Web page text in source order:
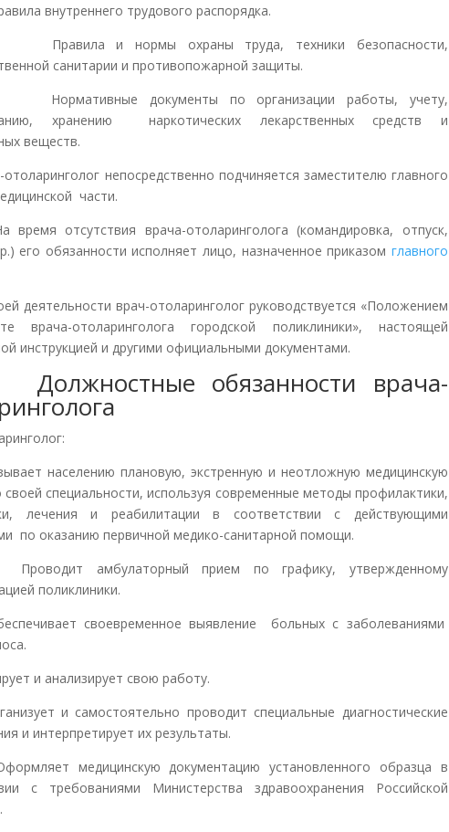
внутреннего трудового распорядка.
и нормы охраны труда, техники безопасности,
санитарии и противопожарной защиты.
документы по организации работы, учету,
хранению наркотических лекарственных средств и
веществ.
непосредственно подчиняется заместителю главного
части.
отсутствия врача-отоларинголога (командировка, отпуск,
его обязанности исполняет лицо, назначенное приказом главного
врач-отоларинголог руководствуется «Положением
врача-отоларинголога городской поликлиники», настоящей
инструкцией и другими официальными документами.
обязанности врача-
населению плановую, экстренную и неотложную медицинскую
специальности, используя современные методы профилактики,
лечения и реабилитации в соответствии с действующими
по оказанию первичной медико-санитарной помощи.
амбулаторный прием по графику, утвержденному
поликлиники.
своевременное выявление больных с заболеваниями
и анализирует свою работу.
и самостоятельно проводит специальные диагностические
и интерпретирует их результаты.
медицинскую документацию установленного образца в
с требованиями Министерства здравоохранения Российской